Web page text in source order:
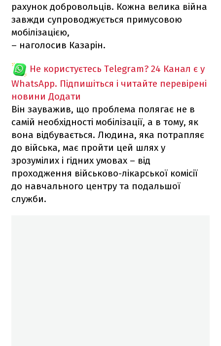
рахунок добровольців. Кожна велика війна
завжди супроводжується примусовою
мобілізацією,
– наголосив Казарін.
Не користуєтесь Telegram? 24 Канал є у
WhatsApp. Підпишіться і читайте перевірені
новини Додати
Він зауважив, що проблема полягає не в
самій необхідності мобілізації, а в тому, як
вона відбувається. Людина, яка потрапляє
до війська, має пройти цей шлях у
зрозумілих і гідних умовах – від
проходження військово-лікарської комісії
до навчального центру та подальшої
служби.